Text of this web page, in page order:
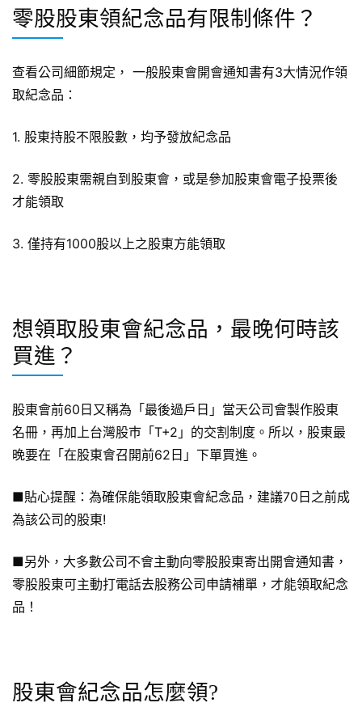
零股股東領紀念品有限制條件？
查看公司細節規定， 一般股東會開會通知書有3大情況作領
取紀念品：
1. 股東持股不限股數，均予發放紀念品
2. 零股股東需親自到股東會，或是參加股東會電子投票後
才能領取
3. 僅持有1000股以上之股東方能領取
想領取股東會紀念品，最晚何時該
買進？
股東會前60日又稱為「最後過戶日」當天公司會製作股東
名冊，再加上台灣股巿「T+2」的交割制度。所以，股東最
晚要在「在股東會召開前62日」下單買進。
■貼心提醒：為確保能領取股東會紀念品，建議70日之前成
為該公司的股東!
■另外，大多數公司不會主動向零股股東寄出開會通知書，
零股股東可主動打電話去股務公司申請補單，才能領取紀念
品！
股東會紀念品怎麼領?